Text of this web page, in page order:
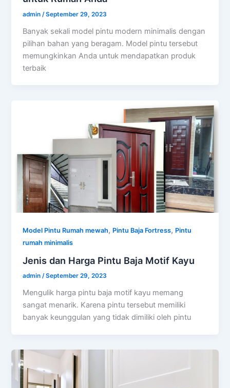
admin /September 29, 2023
Banyak sekali model pintu modern minimalis dengan
pilihan bahan yang beragam. Model pintu tersebut
memungkinkan Anda untuk mendapatkan produk
terbaik
Model Pintu Rumah mewah, Pintu Baja Fortress, Pintu
rumah minimalis
Jenis dan Harga Pintu Baja Motif Kayu
admin/September 29, 2023
Mengulik harga pintu baja motif kayu memang
sangat menarik. Karena pintu tersebut memiliki
banyak keunggulan yang tidak dimiliki oleh pintu